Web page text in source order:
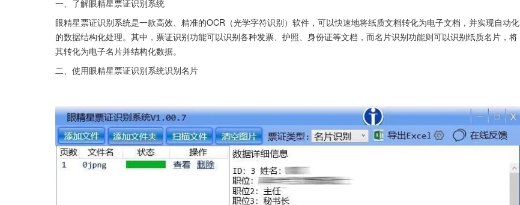
一、了解眼精星票证识别系统
眼精星票证识别系统是一款高效、精准的OCR（光学字符识别）软件，可以快速地将纸质文档转化为电子文档，并实现自动化
的数据结构化处理。其中，票证识别功能可以识别各种发票、护照、身份证等文档，而名片识别功能则可以识别纸质名片，将
其转化为电子名片并结构化数据。
二、使用眼精星票证识别系统识别名片